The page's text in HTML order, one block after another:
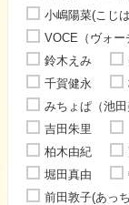
小嶋陽菜(こじ
VOCE（ヴォー
鈴木えみ
千賀健永
みちょぱ（池田
吉田朱里
柏木由紀
堀田真由
前田敦子(あっ